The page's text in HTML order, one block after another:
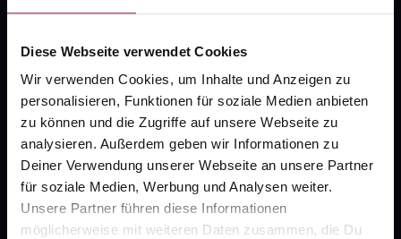
Diese Webseite verwendet Cookies
Wir verwenden Cookies, um Inhalte und Anzeigen zu
personalisieren, Funktionen für soziale Medien anbieten
zu können und die Zugriffe auf unsere Webseite zu
analysieren. Außerdem geben wir Informationen zu
Deiner Verwendung unserer Webseite an unsere Partner
für soziale Medien, Werbung und Analysen weiter.
Unsere Partner führen diese Informationen
möglicherweise mit weiteren Daten zusammen, die Du
gesund.de
Über uns
Karriere
Newsletter